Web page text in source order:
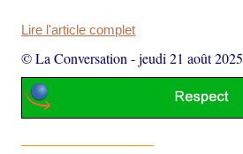
Lire l'article complet
© La Conversation -jeudi 21 août 2025